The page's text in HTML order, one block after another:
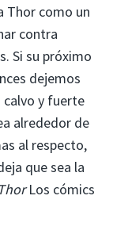
Thor como un
contra
Si su próximo
dejemos
calvo y fuerte
alrededor de
al respecto,
que sea la
ThorLos cómics